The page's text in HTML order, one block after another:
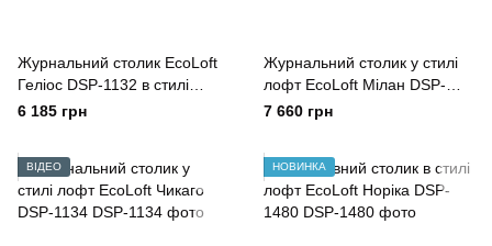
Журнальний столик EcoLoft
Геліос DSP-1132 в стилі
Лофт
6 185 грн
Журнальний столик у стилі
лофт EcoLoft Мілан DSP-
1133
7 660 грн
ВІДЕО НОВИНКА